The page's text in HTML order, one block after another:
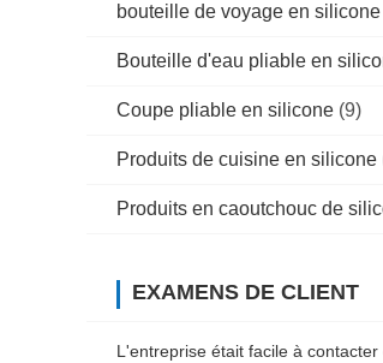
bouteille de voyage en silicone
Bouteille d'eau pliable en
Coupe pliable en silicone (9)
Produits de cuisine en silicone
Produits en caoutchouc de
EXAMENS DE CLIENT
L'entreprise était facile à contacter